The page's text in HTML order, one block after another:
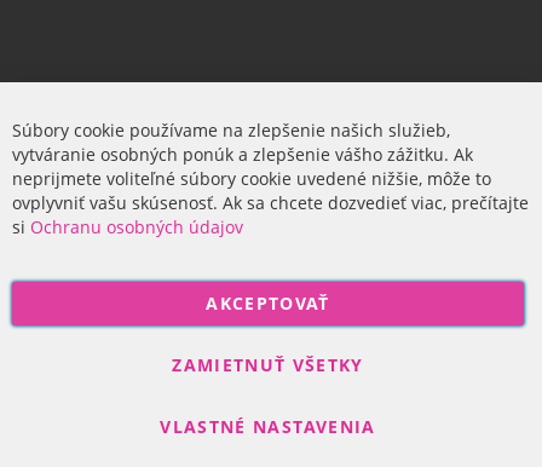
Firma
O nás
P
Súbory cookie používame na zlepšenie našich služieb,
vytváranie osobných ponúk a zlepšenie vášho zážitku. Ak
neprijmete voliteľné súbory cookie uvedené nižšie, môže to
ovplyvniť vašu skúsenosť. Ak sa chcete dozvedieť viac, prečítajte
si Ochranu osobných údajov
AKCEPTOVAŤ
ZAMIETNUŤ VŠETKY
VLASTNÉ NASTAVENIA